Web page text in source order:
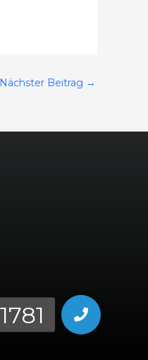
Nächster Beitrag →